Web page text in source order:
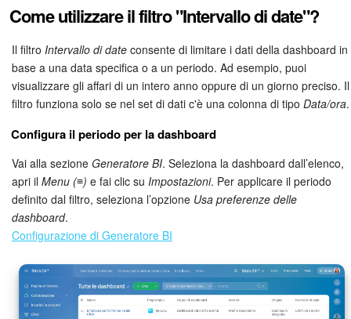
Come utilizzare il filtro "Intervallo di date"?
Il filtro Intervallo di date consente di limitare i dati della dashboard in
base a una data specifica o a un periodo. Ad esempio, puoi
visualizzare gli affari di un intero anno oppure di un giorno preciso. Il
filtro funziona solo se nel set di dati c'è una colonna di tipo Data/ora.
Configura il periodo per la dashboard
Vai alla sezione Generatore BI. Seleziona la dashboard dall’elenco,
apri il Menu (≡) e fai clic su Impostazioni. Per applicare il periodo
definito dal filtro, seleziona l’opzione Usa preferenze delle
dashboard.
Configurazione di Generatore BI